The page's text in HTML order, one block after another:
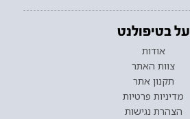
על בטיפולנט
אודות
צוות האתר
תקנון אתר
מדיניות פרטיות
הצהרת נגישות